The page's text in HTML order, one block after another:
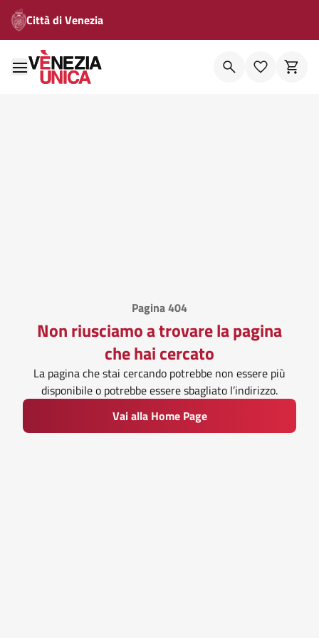
Città di Venezia
Pagina 404
Non riusciamo a trovare la pagina
che hai cercato
La pagina che stai cercando potrebbe non essere più
disponibile o potrebbe essere sbagliato l’indirizzo.
Vai alla Home Page